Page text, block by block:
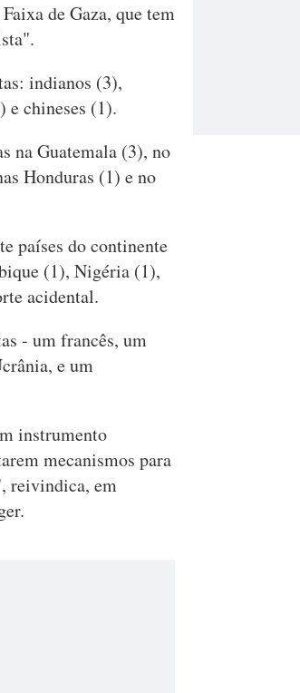
de Gaza, que tem
indianos (3),
e chineses (1).
na Guatemala (3), no
Honduras (1) e no
países do continente
(1), Nigéria (1),
acidental.
- um francês, um
e um
instrumento
mecanismos para
reivindica, em